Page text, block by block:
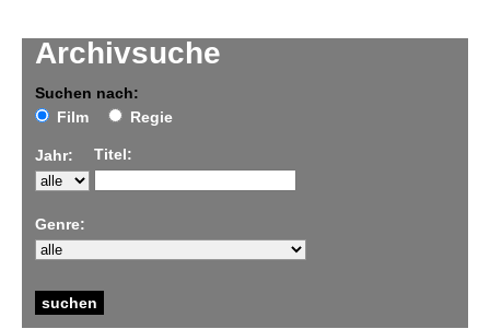
Archivsuche
Suchen nach:
Film
Regie
Jahr: Titel:
Genre: